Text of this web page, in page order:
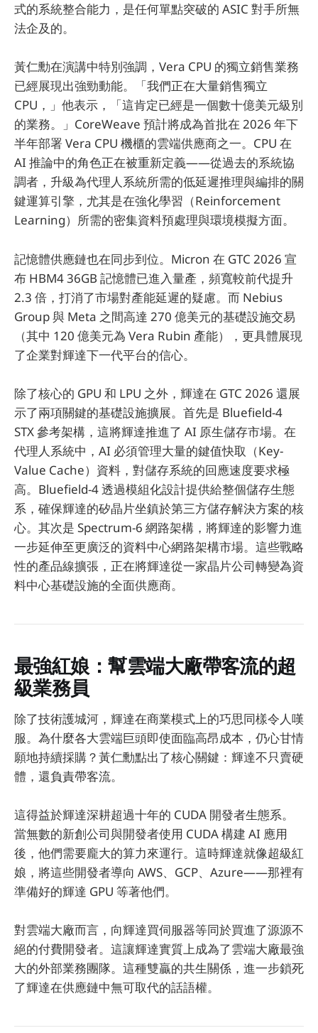
式的系統整合能力，是任何單點突破的 ASIC 對手所無
法企及的。
黃仁勳在演講中特別強調，Vera CPU 的獨立銷售業務
已經展現出強勁動能。「我們正在大量銷售獨立
CPU，」他表示，「這肯定已經是一個數十億美元級別
的業務。」CoreWeave 預計將成為首批在 2026 年下
半年部署 Vera CPU 機櫃的雲端供應商之一。CPU 在
AI 推論中的角色正在被重新定義——從過去的系統協
調者，升級為代理人系統所需的低延遲推理與編排的關
鍵運算引擎，尤其是在強化學習（Reinforcement
Learning）所需的密集資料預處理與環境模擬方面。
記憶體供應鏈也在同步到位。Micron 在 GTC 2026 宣
布 HBM4 36GB 記憶體已進入量產，頻寬較前代提升
2.3 倍，打消了市場對產能延遲的疑慮。而 Nebius
Group 與 Meta 之間高達 270 億美元的基礎設施交易
（其中 120 億美元為 Vera Rubin 產能），更具體展現
了企業對輝達下一代平台的信心。
除了核心的 GPU 和 LPU 之外，輝達在 GTC 2026 還展
示了兩項關鍵的基礎設施擴展。首先是 Bluefield-4
STX 參考架構，這將輝達推進了 AI 原生儲存市場。在
代理人系統中，AI 必須管理大量的鍵值快取（Key-
Value Cache）資料，對儲存系統的回應速度要求極
高。Bluefield-4 透過模組化設計提供給整個儲存生態
系，確保輝達的矽晶片坐鎮於第三方儲存解決方案的核
心。其次是 Spectrum-6 網路架構，將輝達的影響力進
一步延伸至更廣泛的資料中心網路架構市場。這些戰略
性的產品線擴張，正在將輝達從一家晶片公司轉變為資
料中心基礎設施的全面供應商。
最強紅娘：幫雲端大廠帶客流的超
級業務員
除了技術護城河，輝達在商業模式上的巧思同樣令人嘆
服。為什麼各大雲端巨頭即使面臨高昂成本，仍心甘情
願地持續採購？黃仁勳點出了核心關鍵：輝達不只賣硬
體，還負責帶客流。
這得益於輝達深耕超過十年的 CUDA 開發者生態系。
當無數的新創公司與開發者使用 CUDA 構建 AI 應用
後，他們需要龐大的算力來運行。這時輝達就像超級紅
娘，將這些開發者導向 AWS、GCP、Azure——那裡有
準備好的輝達 GPU 等著他們。
對雲端大廠而言，向輝達買伺服器等同於買進了源源不
絕的付費開發者。這讓輝達實質上成為了雲端大廠最強
大的外部業務團隊。這種雙贏的共生關係，進一步鎖死
了輝達在供應鏈中無可取代的話語權。